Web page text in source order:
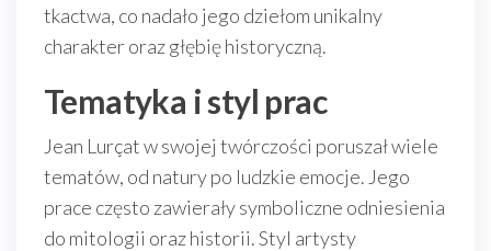
tkactwa, co nadało jego dziełom unikalny
charakter oraz głębię historyczną.
Tematyka i styl prac
Jean Lurçat w swojej twórczości poruszał wiele
tematów, od natury po ludzkie emocje. Jego
prace często zawierały symboliczne odniesienia
do mitologii oraz historii. Styl artysty